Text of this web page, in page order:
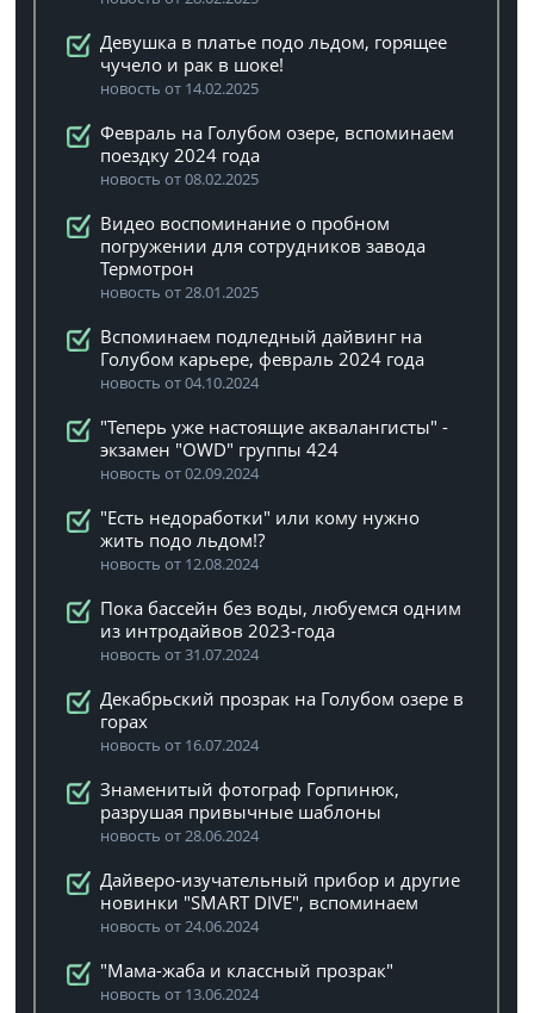
Девушка в платье подо льдом, горящее
чучело и рак в шоке!
новость от 14.02.2025
Февраль на Голубом озере, вспоминаем
поездку 2024 года
новость от 08.02.2025
Видео воспоминание о пробном
погружении для сотрудников завода
Термотрон
новость от 28.01.2025
Вспоминаем подледный дайвинг на
Голубом карьере, февраль 2024 года
новость от 04.10.2024
"Теперь уже настоящие аквалангисты" -
экзамен "OWD" группы 424
новость от 02.09.2024
"Есть недоработки" или кому нужно
жить подо льдом!?
новость от 12.08.2024
Пока бассейн без воды, любуемся одним
из интродайвов 2023-года
новость от 31.07.2024
Декабрьский прозрак на Голубом озере в
горах
новость от 16.07.2024
Знаменитый фотограф Горпинюк,
разрушая привычные шаблоны
новость от 28.06.2024
Дайверо-изучательный прибор и другие
новинки "SMART DIVE", вспоминаем
новость от 24.06.2024
"Мама-жаба и классный прозрак"
новость от 13.06.2024